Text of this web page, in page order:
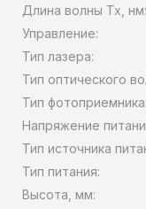
Длина волны Tx, нм:
Управление:
Тип лазера:
Тип оптического
Тип фотоприемника:
Напряжение
Тип источника
Тип питания:
Высота, мм: